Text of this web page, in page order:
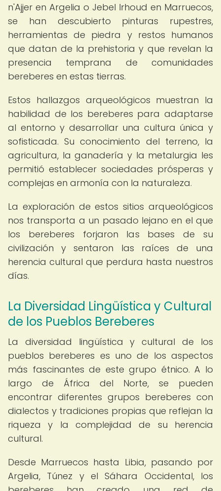
n'Ajjer en Argelia o Jebel Irhoud en Marruecos,
se han descubierto pinturas rupestres,
herramientas de piedra y restos humanos
que datan de la prehistoria y que revelan la
presencia temprana de comunidades
bereberes en estas tierras.
Estos hallazgos arqueológicos muestran la
habilidad de los bereberes para adaptarse
al entorno y desarrollar una cultura única y
sofisticada. Su conocimiento del terreno, la
agricultura, la ganadería y la metalurgia les
permitió establecer sociedades prósperas y
complejas en armonía con la naturaleza.
La exploración de estos sitios arqueológicos
nos transporta a un pasado lejano en el que
los bereberes forjaron las bases de su
civilización y sentaron las raíces de una
herencia cultural que perdura hasta nuestros
días.
La Diversidad Lingüística y Cultural
de los Pueblos Bereberes
La diversidad lingüística y cultural de los
pueblos bereberes es uno de los aspectos
más fascinantes de este grupo étnico. A lo
largo de África del Norte, se pueden
encontrar diferentes grupos bereberes con
dialectos y tradiciones propias que reflejan la
riqueza y la complejidad de su herencia
cultural.
Desde Marruecos hasta Libia, pasando por
Argelia, Túnez y el Sáhara Occidental, los